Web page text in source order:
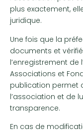
plus exactement,
juridique.
Une fois que la
documents et
l’enregistrement de
Associations et
publication permet
l’association et de
transparence.
En cas de